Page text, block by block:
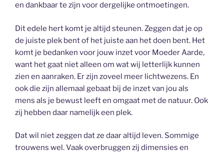
en dankbaar te zijn voor dergelijke ontmoetingen.
Dit edele hert komt je altijd steunen. Zeggen dat je op
de juiste plek bent of het juiste aan het doen bent. Het
komt je bedanken voor jouw inzet voor Moeder Aarde,
want het gaat niet alleen om wat wij letterlijk kunnen
zien en aanraken. Er zijn zoveel meer lichtwezens. En
ook die zijn allemaal gebaat bij de inzet van jou als
mens als je bewust leeft en omgaat met de natuur. Ook
zij hebben daar namelijk een plek.
Dat wil niet zeggen dat ze daar altijd leven. Sommige
trouwens wel. Vaak overbruggen zij dimensies en